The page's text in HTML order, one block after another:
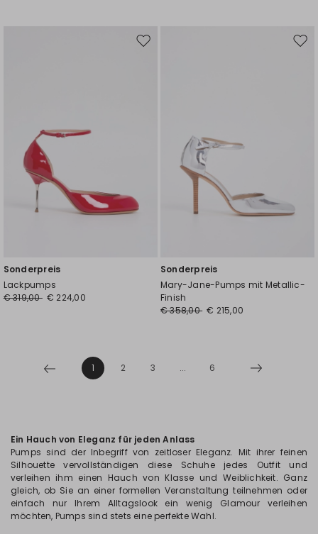
Auf
Sonderpreis
Lackpumps
€ 319,00 € 224,00
Auf
Sonderpreis
Mary-Jane-Pumps mit Metallic-
Finish
€ 358,00 € 215,00
1 2 3 ... 6
Ein Hauch von Eleganz für jeden Anlass
Pumps sind der Inbegriff von zeitloser Eleganz. Mit ihrer feinen
Silhouette vervollständigen diese Schuhe jedes Outfit und
verleihen ihm einen Hauch von Klasse und Weiblichkeit. Ganz
gleich, ob Sie an einer formellen Veranstaltung teilnehmen oder
einfach nur Ihrem Alltagslook ein wenig Glamour verleihen
möchten, Pumps sind stets eine perfekte Wahl.